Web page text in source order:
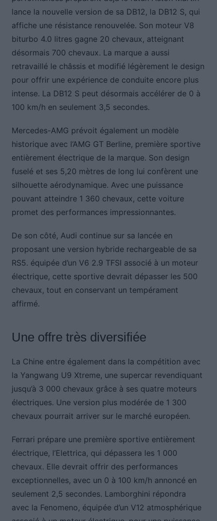
lance la nouvelle version de sa DB12, la DB12 S, qui
affiche une résistance renouvelée. Son moteur V8
biturbo 4.0 litres gagne 20 chevaux, atteignant
désormais 700 chevaux. La marque a aussi
retravaillé le châssis et modifié légèrement le design
pour offrir une expérience de conduite encore plus
intense. La DB12 S peut désormais accélérer de 0 à
100 km/h en seulement 3,5 secondes.
Mercedes-AMG prévoit également un modèle
historique avec l’AMG GT Berline, première sportive
entièrement électrique de la marque. Son design
fuselé et ses 5,20 mètres de long lui confèrent une
silhouette aérodynamique. Avec une puissance
pouvant atteindre 1 360 chevaux, cette voiture
promet des performances impressionnantes.
De son côté, Audi continue sur sa lancée en
proposant une version hybride rechargeable de sa
RS5. équipée d’un V6 2.9 TFSI associé à un moteur
électrique, cette sportive devrait dépasser les 500
chevaux, tout en conservant un tempérament
affirmé.
Une offre très diversifiée
La Chine entre également dans la compétition avec
la Yangwang U9 Xtreme, une supercar revendiquant
jusqu’à 3 000 chevaux grâce à ses quatre moteurs
électriques. Une version plus modérée de 1 300
chevaux pourrait arriver sur le marché européen.
Ferrari prépare une première sportive entièrement
électrique, l’Elettrica, qui dépassera les 1 000
chevaux. Elle devrait offrir des performances
exceptionnelles, avec un 0 à 100 km/h annoncé en
seulement 2,5 secondes. Lamborghini répondra
avec la Fenomeno, équipée d’un V12 atmosphérique